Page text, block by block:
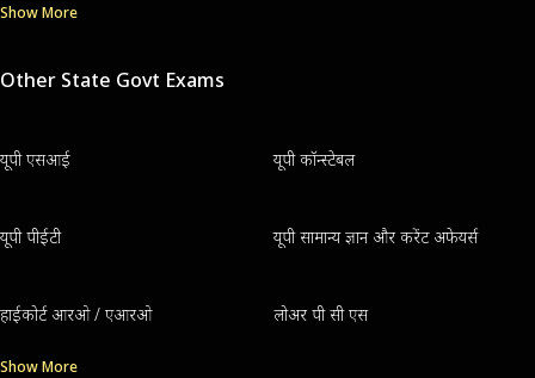
Show More
Other State Govt Exams
यूपी एसआई यूपी कॉन्स्टेबल
यूपी पीईटी यूपी सामान्य ज्ञान और करेंट अफेयर्स
हाईकोर्ट आरओ / एआरओ लोअर पी सी एस
Show More